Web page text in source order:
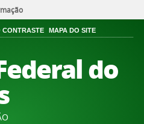
CONTRASTE MAPA DO SITE
do